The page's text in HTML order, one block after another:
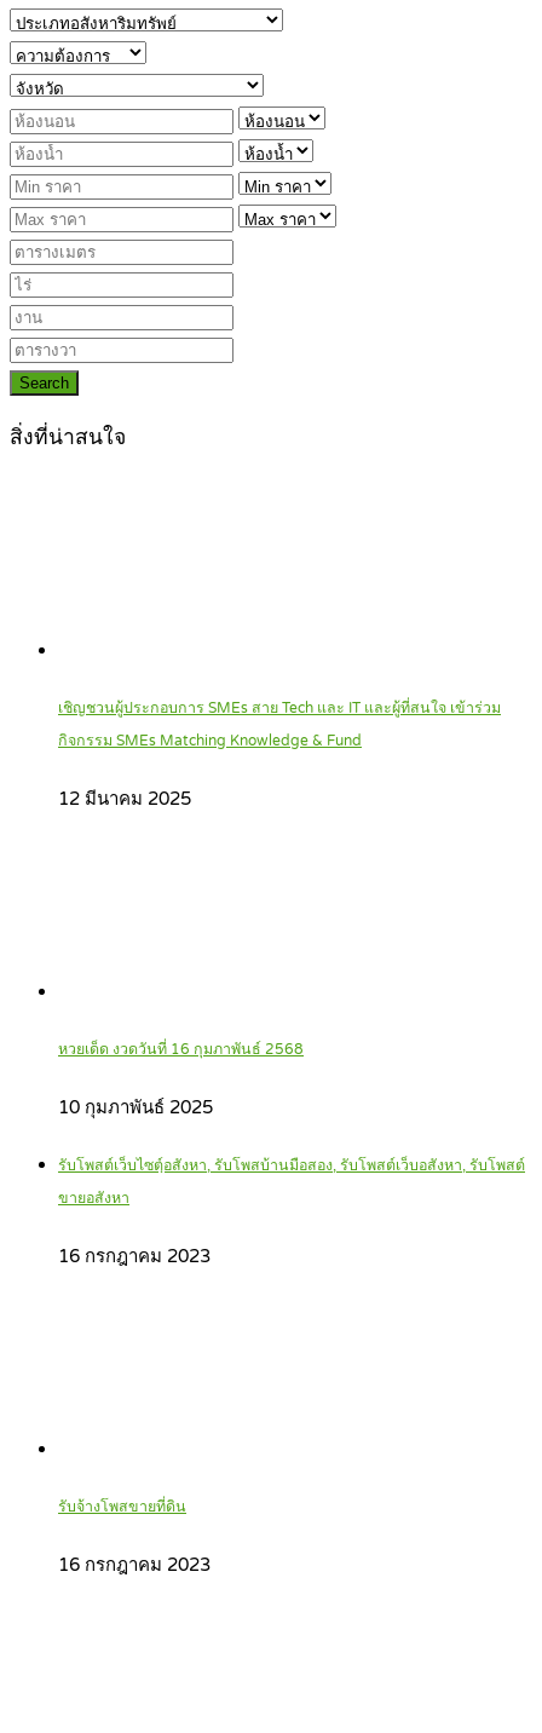
Search
สิ่งที่น่าสนใจ
เชิญชวนผู้ประกอบการ SMEs สาย Tech และ IT และผู้ที่สนใจ เข้าร่วม
กิจกรรม SMEs Matching Knowledge & Fund
12 มีนาคม 2025
หวยเด็ด งวดวันที่ 16 กุมภาพันธ์ 2568
10 กุมภาพันธ์ 2025
รับโพสต์เว็บไซตฺ์อสังหา, รับโพสบ้านมือสอง, รับโพสต์เว็บอสังหา, รับโพสต์
ขายอสังหา
16 กรกฎาคม 2023
รับจ้างโพสขายที่ดิน
16 กรกฎาคม 2023